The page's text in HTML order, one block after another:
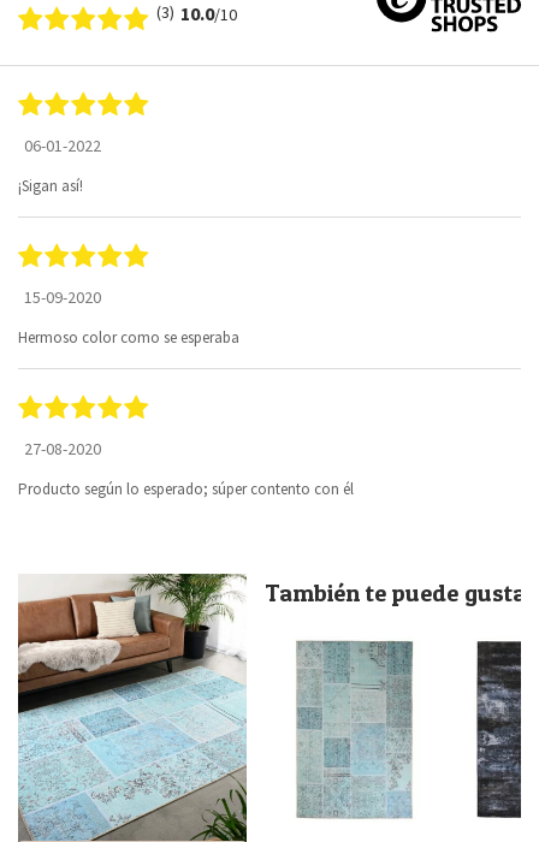
(3) 10.0/10
06-01-2022
¡Sigan así!
15-09-2020
Hermoso color como se esperaba
27-08-2020
Producto según lo esperado; súper contento con él
También te puede